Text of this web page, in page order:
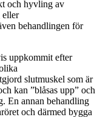
och hyvling av
eller
behandlingen för
uppkommit efter
slutmuskel som är
kan ”blåsas upp” och
En annan behandling
och därmed bygga